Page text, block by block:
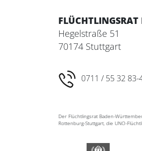
Hegelstraße 51
70174 Stuttgart
0711 / 55 32 83-
Der Flüchtlingsrat Baden-
Rottenburg-Stuttgart, die UNO-